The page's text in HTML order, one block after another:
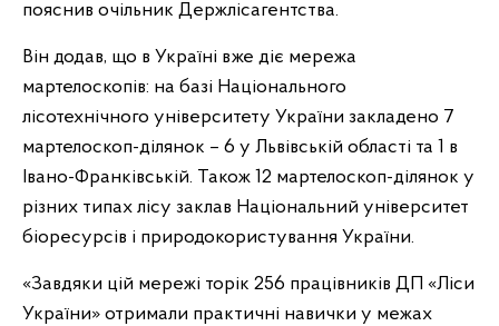
пояснив очільник Держлісагентства.
Він додав, що в Україні вже діє мережа
мартелоскопів: на базі Національного
лісотехнічного університету України закладено 7
мартелоскоп-ділянок – 6 у Львівській області та 1 в
Івано-Франківській. Також 12 мартелоскоп-ділянок у
різних типах лісу заклав Національний університет
біоресурсів і природокористування України.
«Завдяки цій мережі торік 256 працівників ДП «Ліси
України» отримали практичні навички у межах